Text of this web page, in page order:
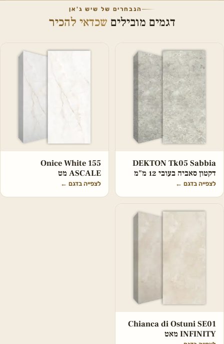
הנבחרים של שיש ג'אן
דגמים מובילים שכדאי להכיר
DEKTON Tk05 Sabbia
דקטון סאביה בעובי 12 מ"מ
לצפייה בדגם ←
Onice White 155
ASCALE מט
לצפייה בדגם ←
Chianca di Ostuni SE01
INFINITY מאט